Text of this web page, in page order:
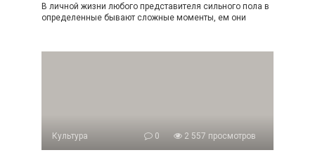
В личной жизни любого представителя сильного пола в
определенные бывают сложные моменты, ем они
Культура 0 2 557 просмотров